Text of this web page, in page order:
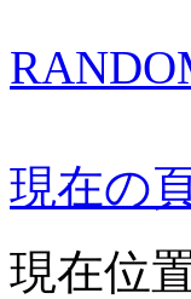
現在の
現在位